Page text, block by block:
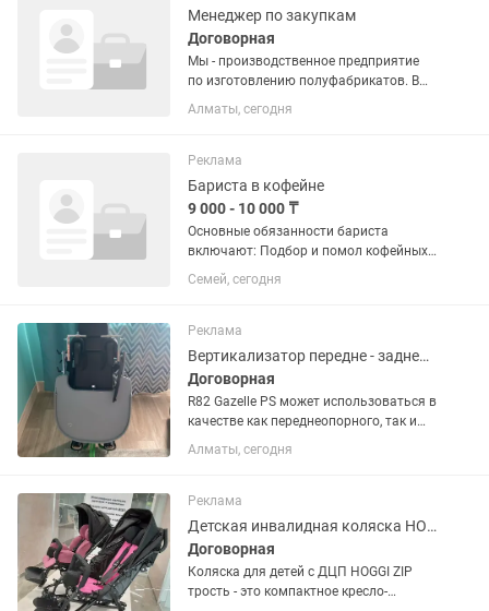
изделий...
Менеджер по закупкам
Договорная
Мы - производственное предприятие
по изготовлению полуфабрикатов. В
связи с расширением производства
приглашаем ответственного
Обеспечение производства
необходимым...
Алматы, сегодня
Реклама
Бариста в кофейне
9 000 - 10 000 ₸
Основные обязанности бариста
включают: Подбор и помол кофейных
зерен с учетом индивидуальных
предпочтений клиентов. Контроль
идеальной температуры для
приготовления...
Семей, сегодня
Реклама
Вертикализатор передне - заднеопорный с разведением ног R82 Gazelle PS
Договорная
R82 Gazelle PS может использоваться в
качестве как переднеопорного, так и
заднеопорного вертикализатора с
функцией разведения ног. Это
опираться на него как животом и...
Алматы, сегодня
Реклама
Детская инвалидная коляска HOGGI ZIP ХОГГИ ЗИП Germany
Договорная
Коляска для детей с ДЦП HOGGI ZIP
трость - это компактное кресло-